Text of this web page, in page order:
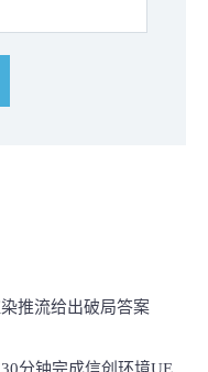
推流给出破局答案